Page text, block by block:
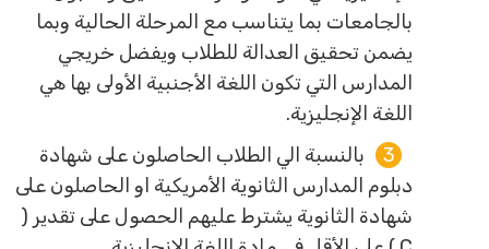
بالجامعات بما يتناسب مع المرحلة الحالية وبما
يضمن تحقيق العدالة للطلاب ويفضل خريجي
المدارس التي تكون اللغة الأجنبية الأولى بها هي
اللغة الإنجليزية.
بالنسبة الي الطلاب الحاصلون على شهادة
دبلوم المدارس الثانوية الأمريكية او الحاصلون على
شهادة الثانوية يشترط عليهم الحصول على تقدير (